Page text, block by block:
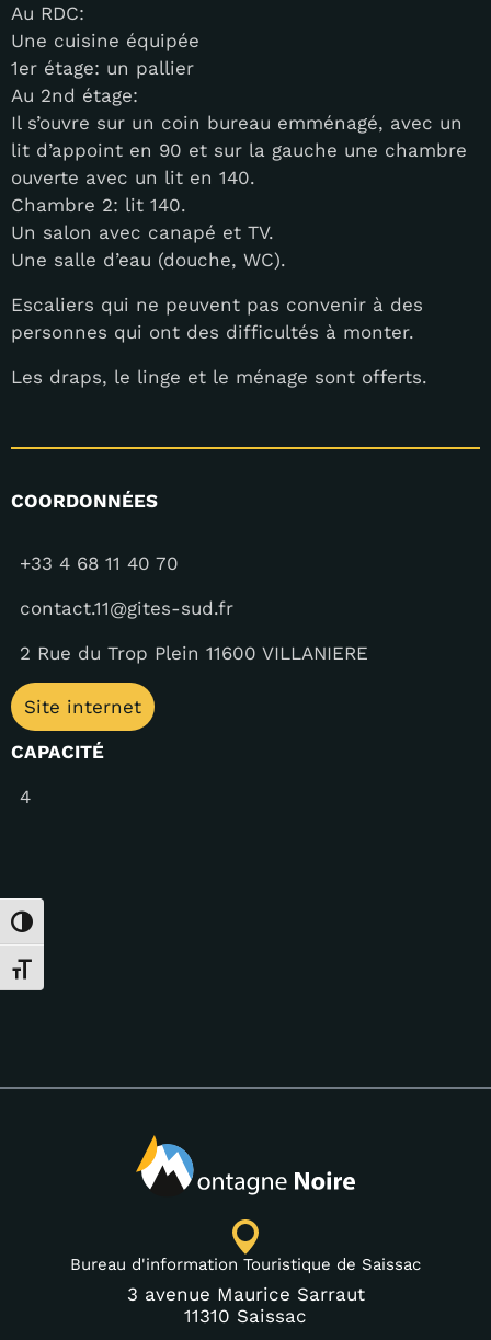
Passer en contraste élevé
Changer la taille de la police
Au RDC:
Une cuisine équipée
1er étage: un pallier
Au 2nd étage:
Il s’ouvre sur un coin bureau emménagé, avec un
lit d’appoint en 90 et sur la gauche une chambre
ouverte avec un lit en 140.
Chambre 2: lit 140.
Un salon avec canapé et TV.
Une salle d’eau (douche, WC).
Escaliers qui ne peuvent pas convenir à des
personnes qui ont des difficultés à monter.
Les draps, le linge et le ménage sont offerts.
COORDONNÉES
+33 4 68 11 40 70
contact.11@gites-sud.fr
2 Rue du Trop Plein 11600 VILLANIERE
Site internet
CAPACITÉ
4
Bureau d'information Touristique de Saissac
3 avenue Maurice Sarraut
11310 Saissac